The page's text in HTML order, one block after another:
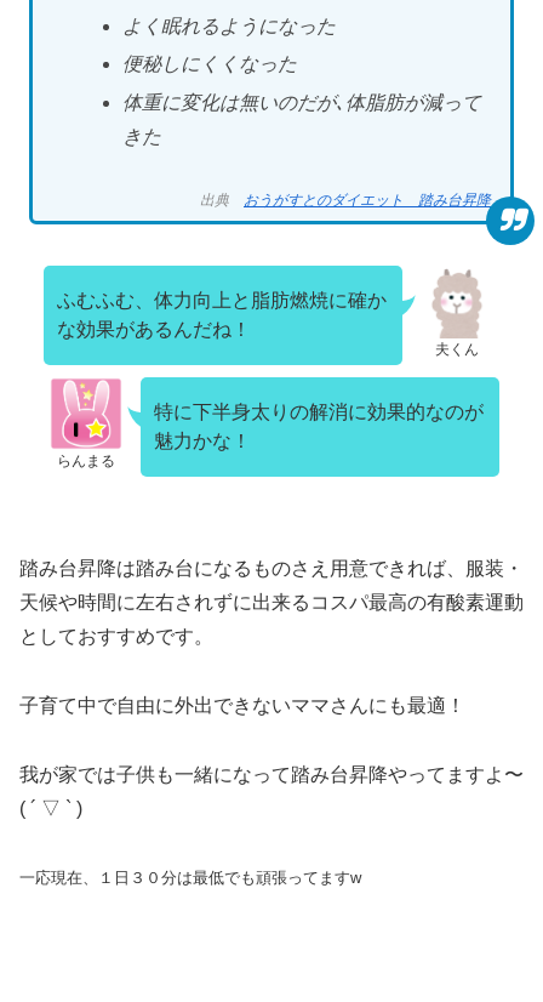
よく眠れるようになった
便秘しにくくなった
体重に変化は無いのだが､体脂肪が減って
きた
出典 おうがすとのダイエット 踏み台昇降
夫くん
ふむふむ、体力向上と脂肪燃焼に確か
な効果があるんだね！
らんまる
特に下半身太りの解消に効果的なのが
魅力かな！
踏み台昇降は踏み台になるものさえ用意できれば、服装・
天候や時間に左右されずに出来るコスパ最高の有酸素運動
としておすすめです。
子育て中で自由に外出できないママさんにも最適！
我が家では子供も一緒になって踏み台昇降やってますよ〜
( ´ ▽ ` )
一応現在、１日３０分は最低でも頑張ってますw